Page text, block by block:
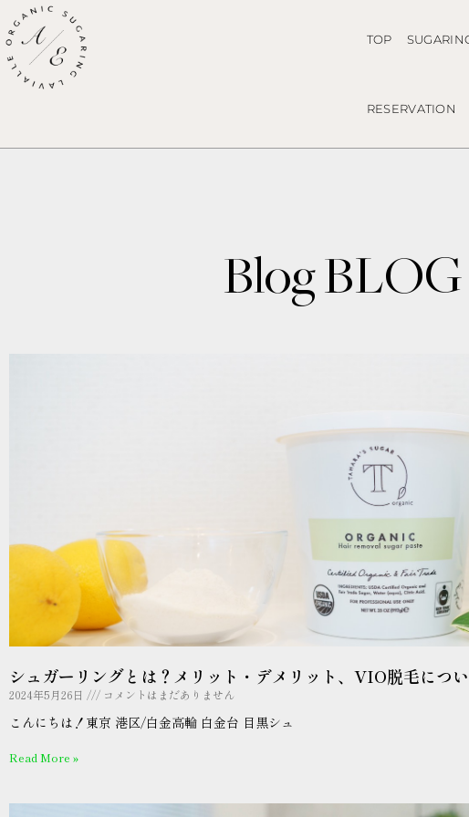
TOP
RESERVATION
Blog BLOG
シュガーリングとは？メリット・デメリット、VIO脱毛につ
2024年5月26日 コメントはまだありません
こんにちは！東京 港区/白金高輪 白金台 目黒シュ
Read More »